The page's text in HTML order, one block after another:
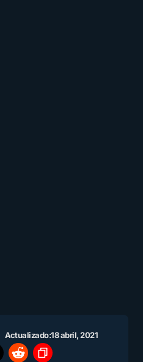
Actualizado:18 abril, 2021